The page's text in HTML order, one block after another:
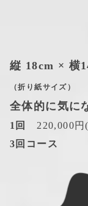
縦 18cm × 横
（折り紙サイズ）
全体的に気に
1回
220,000円
3回コース